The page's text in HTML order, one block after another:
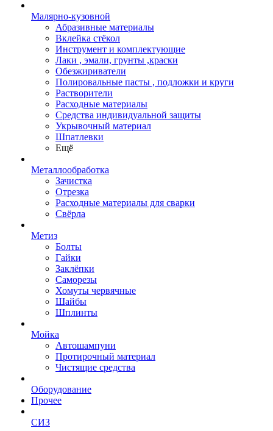
Малярно-кузовной
Абразивные материалы
Вклейка стёкол
Инструмент и комплектующие
Лаки , эмали, грунты ,краски
Обезжириватели
Полировальные пасты , подложки и круги
Растворители
Расходные материалы
Средства индивидуальной защиты
Укрывочный материал
Шпатлевки
Ещё
Металлообработка
Зачистка
Отрезка
Расходные материалы для сварки
Свёрла
Метиз
Болты
Гайки
Заклёпки
Саморезы
Хомуты червячные
Шайбы
Шплинты
Мойка
Автошампуни
Протирочный материал
Чистящие средства
Оборудование
Прочее
СИЗ